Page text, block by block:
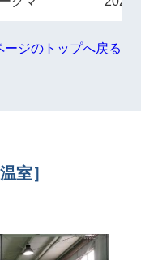
ージのトップへ戻る
室］